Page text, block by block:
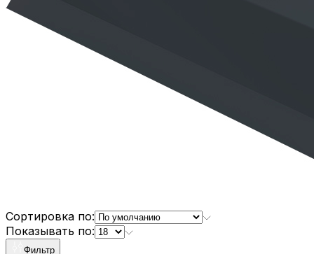
Сортировка по:
Показывать по:
Фильтр